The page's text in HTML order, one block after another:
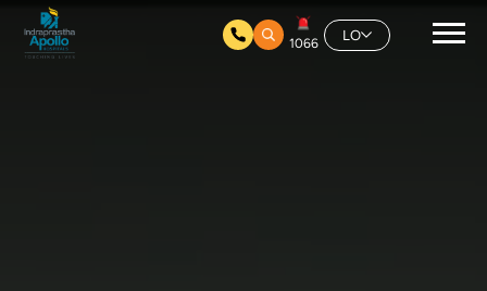
ໃຫ້ຂ້າມໄປຫາເນື້ອໃນຕົ້ນຕໍ
ກາ
1066
LO
ໄຟລ໌ວິດີໂອ